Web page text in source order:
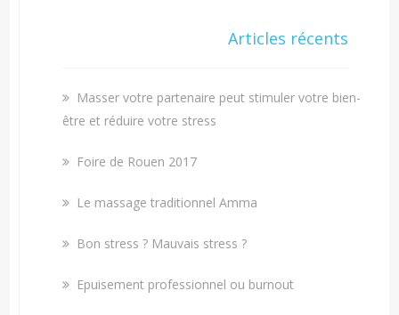
Articles récents
Masser votre partenaire peut stimuler votre bien-
être et réduire votre stress
Foire de Rouen 2017
Le massage traditionnel Amma
Bon stress ? Mauvais stress ?
Epuisement professionnel ou burnout